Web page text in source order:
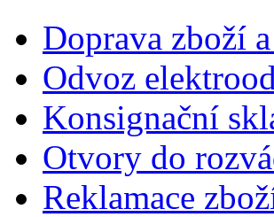
Doprava zboží
Odvoz
Konsignační
Otvory do
Reklamace